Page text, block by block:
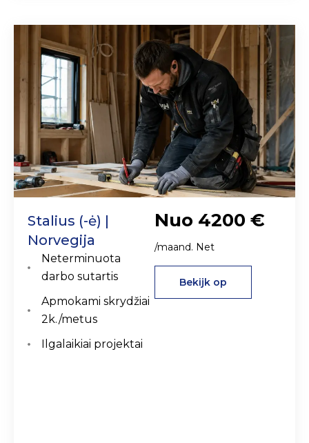
Stalius (-ė) |
Norvegija
Neterminuota
darbo sutartis
Apmokami skrydžiai
2k./metus
Ilgalaikiai projektai
Nuo 4200 €
/maand. Net
Bekijk op